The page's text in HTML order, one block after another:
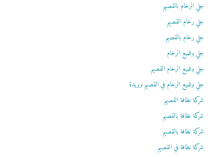
جلي الرخام بالقصيم
جلي رخام القصيم
جلي رخام بالقصيم
جلي وتلميع الرخام
جلي وتلميع الرخام القصيم
جلي وتلميع الرخام في القصيم وبريدة
شركة نظافة القصيم
شركة نظافة بالقصيم
شركة نظافة بالقصيم
شركة نظافة في القصيم